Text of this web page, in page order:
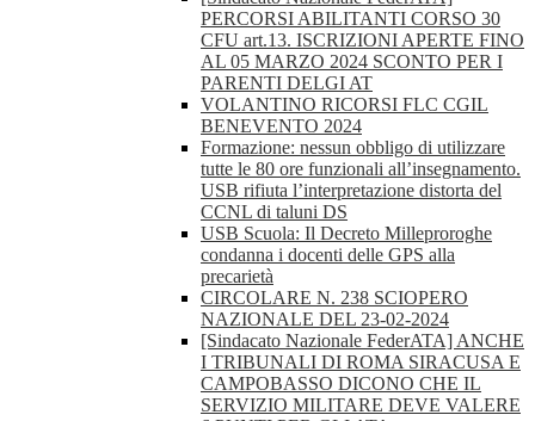
PERCORSI ABILITANTI CORSO 30
CFU art.13. ISCRIZIONI APERTE FINO
AL 05 MARZO 2024 SCONTO PER I
PARENTI DELGI AT
VOLANTINO RICORSI FLC CGIL
BENEVENTO 2024
Formazione: nessun obbligo di utilizzare
tutte le 80 ore funzionali all’insegnamento.
USB rifiuta l’interpretazione distorta del
CCNL di taluni DS
USB Scuola: Il Decreto Milleproroghe
condanna i docenti delle GPS alla
precarietà
CIRCOLARE N. 238 SCIOPERO
NAZIONALE DEL 23-02-2024
[Sindacato Nazionale FederATA] ANCHE
I TRIBUNALI DI ROMA SIRACUSA E
CAMPOBASSO DICONO CHE IL
SERVIZIO MILITARE DEVE VALERE